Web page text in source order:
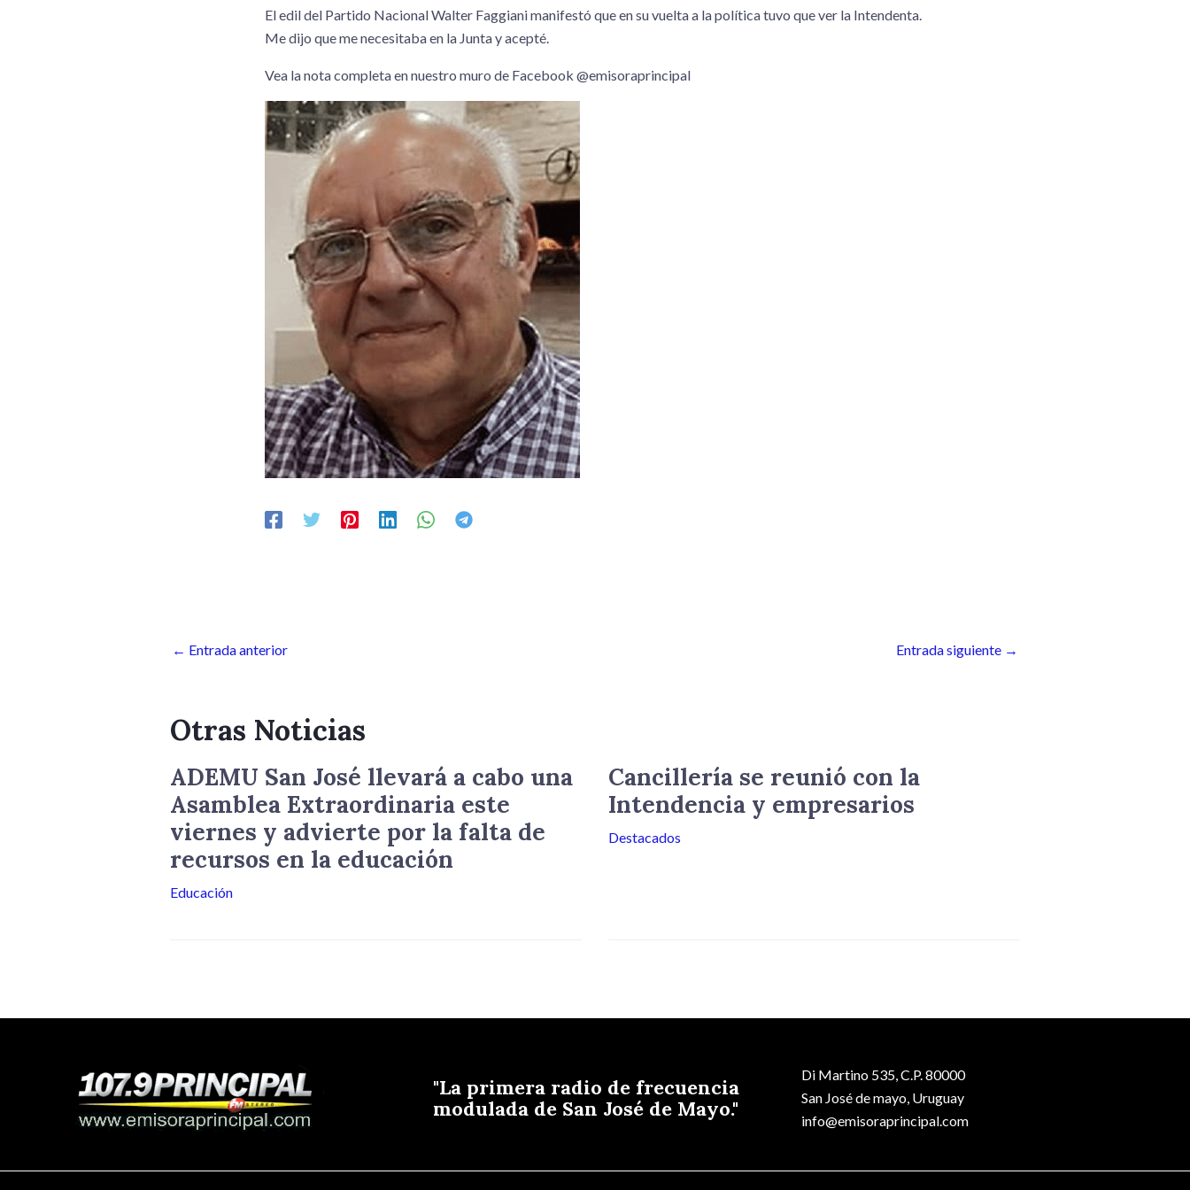
El edil del Partido Nacional Walter Faggiani manifestó que en su vuelta a la política tuvo que ver la Intendenta.
Me dijo que me necesitaba en la Junta y acepté.
Vea la nota completa en nuestro muro de Facebook @emisoraprincipal
← Entrada anterior Entrada siguiente →
Otras Noticias
ADEMU San José llevará a cabo una
Asamblea Extraordinaria este
viernes y advierte por la falta de
recursos en la educación
Educación
Cancillería se reunió con la
Intendencia y empresarios
Destacados
"La primera radio de frecuencia
modulada de San José de Mayo."
Di Martino 535, C.P. 80000
San José de mayo, Uruguay
info@emisoraprincipal.com